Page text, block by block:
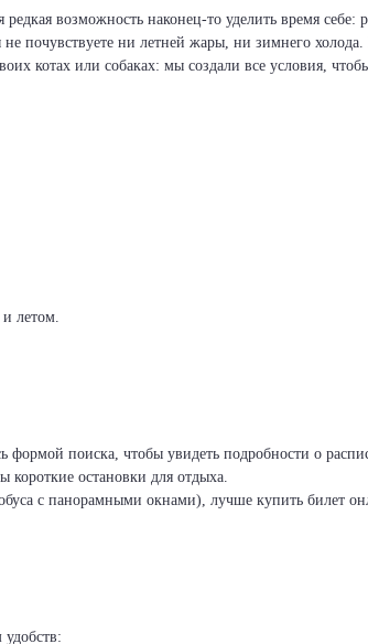
возможность наконец-то уделить время
почувствуете ни летней жары, ни зимнего
котах или собаках: мы создали все условия,
летом.
формой поиска, чтобы увидеть подробности о
короткие остановки для отдыха.
с панорамными окнами), лучше купить билет